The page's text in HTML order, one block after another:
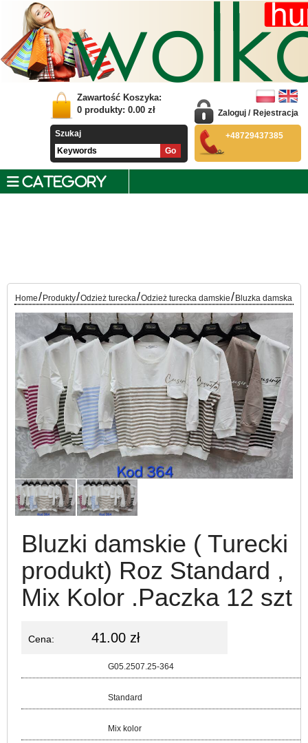
Zawartość Koszyka:
0 produkty: 0.00 zł
Szukaj
Zaloguj / Rejestracja
+48729437385
CATEGORY
Home/ Produkty/Odzież turecka/Odzież turecka damskie/ Bluzka damska
Bluzki damskie ( Turecki
produkt) Roz Standard ,
Mix Kolor .Paczka 12 szt
Cena: 41.00 zł
G05.2507.25-364
Standard
Mix kolor